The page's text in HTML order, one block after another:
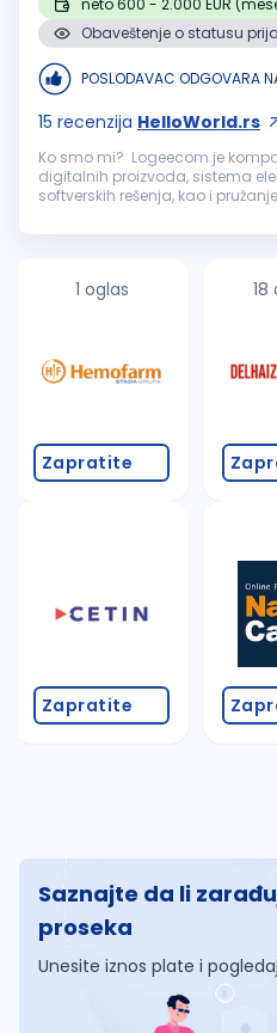
neto 600 - 2.000 EUR
Obaveštenje o statusu
POSLODAVAC ODGOVARA
15 recenzija HelloWorld.rs
Ko smo mi? Logeecom je
digitalnih proizvoda, sistema
softverskih rešenja, kao i
usluge ...
1 oglas
Zapratite
Zapratite
18
Saznajte da li
proseka
Unesite iznos plate i